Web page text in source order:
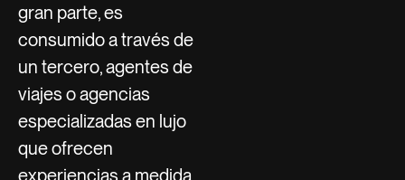
gran parte, es
consumido a través de
un tercero, agentes de
viajes o agencias
especializadas en lujo
que ofrecen
experiencias a medida,